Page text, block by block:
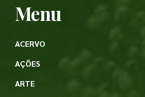
Menu
ACERVO
AÇÕES
ARTE